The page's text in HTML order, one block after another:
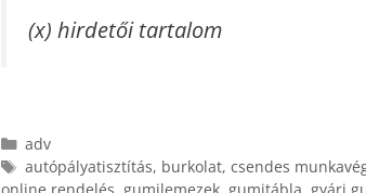
(x) hirdetői tartalom
Kategória
adv
Címkék
autópályatisztítás, burkolat, csendes